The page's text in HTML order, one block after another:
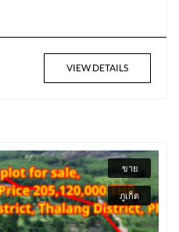
VIEW DETAILS
ขาย
ภูเก็ต